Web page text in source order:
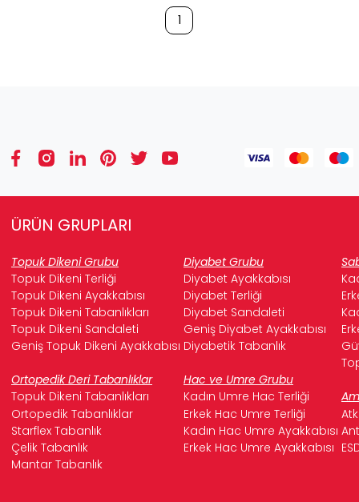
1
ÜRÜN GRUPLARI
Topuk Dikeni Grubu Diyabet Grubu
Topuk Dikeni Terliği
Diyabet Ayakkabısı
Topuk Dikeni Ayakkabısı
Diyabet Terliği
Topuk Dikeni Tabanlıkları
Diyabet Sandaleti
Topuk Dikeni Sandaleti
Geniş Diyabet Ayakkabısı
Geniş Topuk Dikeni Ayakkabısı Diyabetik Tabanlık
Ortopedik Deri Tabanlıklar
Hac ve Umre Grubu
Topuk Dikeni Tabanlıkları
Kadın Umre Hac Terliği
Ortopedik Tabanlıklar
Erkek Hac Umre Terliği
Starflex Tabanlık
Kadın Hac Umre Ayakkabısı
Çelik Tabanlık
Erkek Hac Umre Ayakkabısı
Mantar Tabanlık